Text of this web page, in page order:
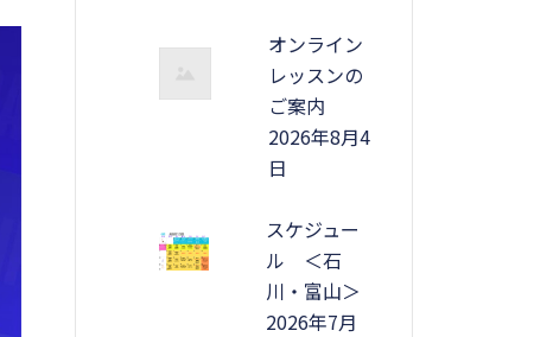
オンライン
レッスンの
ご案内
2026年8月4
日
スケジュー
ル ＜石
川・富山＞
2026年7月